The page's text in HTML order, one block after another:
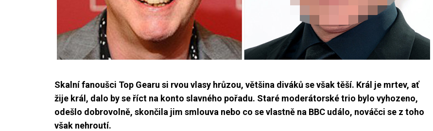
Skalní fanoušci Top Gearu si rvou vlasy hrůzou, většina diváků se však těší. Král je mrtev, ať
žije král, dalo by se říct na konto slavného pořadu. Staré moderátorské trio bylo vyhozeno,
odešlo dobrovolně, skončila jim smlouva nebo co se vlastně na BBC událo, nováčci se z toho
však nehroutí.